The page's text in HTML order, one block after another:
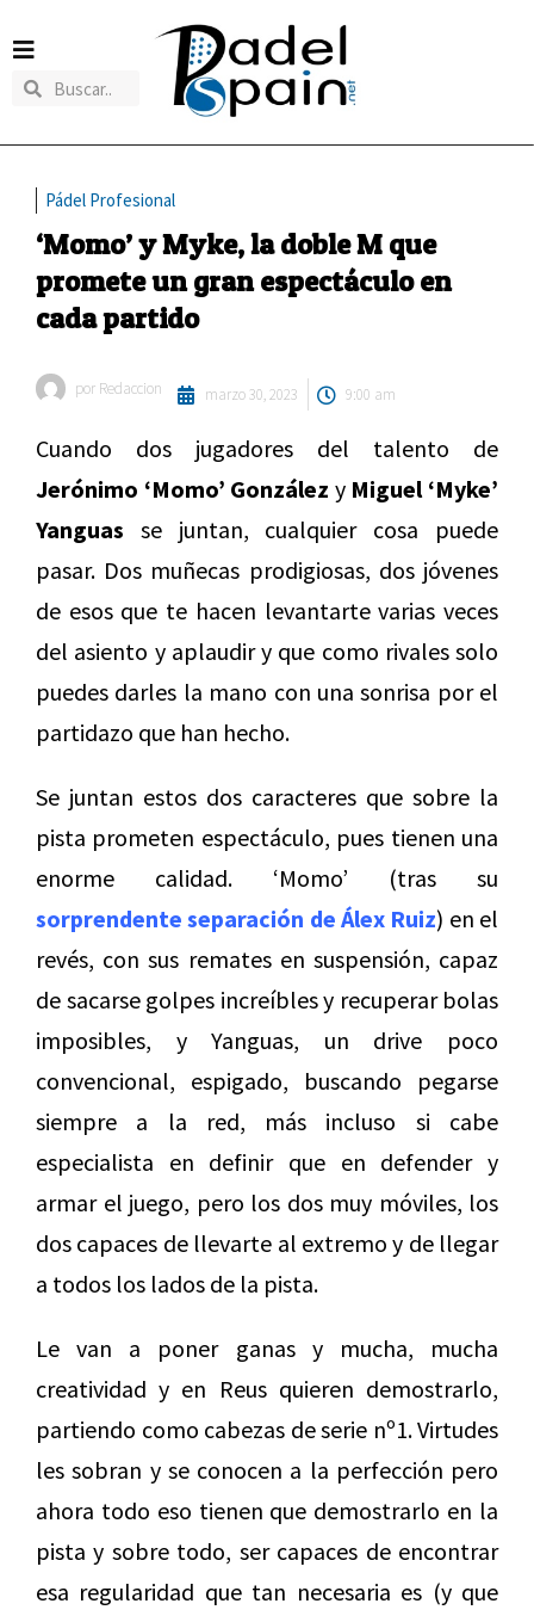
Pádel Profesional
‘Momo’ y Myke, la doble M que
promete un gran espectáculo en
cada partido
por Redaccion marzo 30, 2023 9:00 am
Cuando dos jugadores del talento de
Jerónimo ‘Momo’ González y Miguel ‘Myke’
Yanguas se juntan, cualquier cosa puede
pasar. Dos muñecas prodigiosas, dos jóvenes
de esos que te hacen levantarte varias veces
del asiento y aplaudir y que como rivales solo
puedes darles la mano con una sonrisa por el
partidazo que han hecho.
Se juntan estos dos caracteres que sobre la
pista prometen espectáculo, pues tienen una
enorme calidad. ‘Momo’ (tras su
sorprendente separación de Álex Ruiz) en el
revés, con sus remates en suspensión, capaz
de sacarse golpes increíbles y recuperar bolas
imposibles, y Yanguas, un drive poco
convencional, espigado, buscando pegarse
siempre a la red, más incluso si cabe
especialista en definir que en defender y
armar el juego, pero los dos muy móviles, los
dos capaces de llevarte al extremo y de llegar
a todos los lados de la pista.
Le van a poner ganas y mucha, mucha
creatividad y en Reus quieren demostrarlo,
partiendo como cabezas de serie nº1. Virtudes
les sobran y se conocen a la perfección pero
ahora todo eso tienen que demostrarlo en la
pista y sobre todo, ser capaces de encontrar
esa regularidad que tan necesaria es (y que